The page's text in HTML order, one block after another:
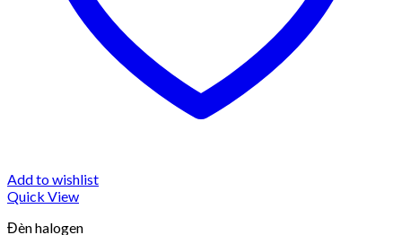
Add to wishlist
Quick View
Đèn halogen